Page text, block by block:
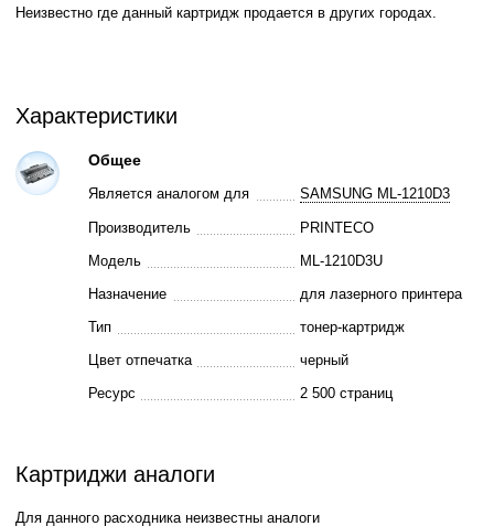
Неизвестно где данный картридж продается в других городах.
Характеристики
Общее
Является аналогом для SAMSUNG ML-1210D3
Производитель
PRINTECO
Модель
ML-1210D3U
Назначение
для лазерного принтера
Тип
тонер-картридж
Цвет отпечатка
черный
Ресурс
2 500 страниц
Картриджи аналоги
Для данного расходника неизвестны аналоги